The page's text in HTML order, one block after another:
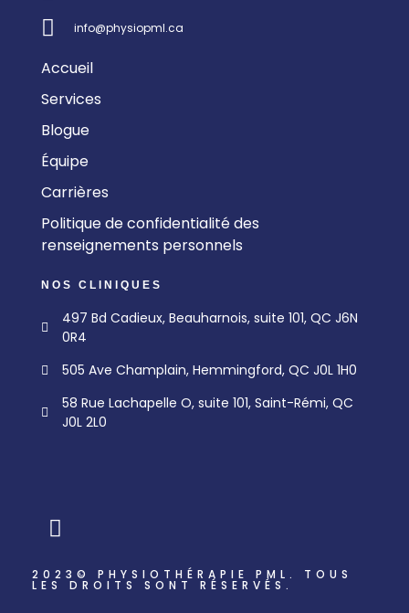
info@physiopml.ca
Accueil
Services
Blogue
Équipe
Carrières
Politique de confidentialité des
renseignements personnels
NOS CLINIQUES
497 Bd Cadieux, Beauharnois, suite 101, QC J6N
0R4
505 Ave Champlain, Hemmingford, QC J0L 1H0
58 Rue Lachapelle O, suite 101, Saint-Rémi, QC
J0L 2L0
2023© PHYSIOTHÉRAPIE PML. TOUS
LES DROITS SONT RÉSERVÉS.